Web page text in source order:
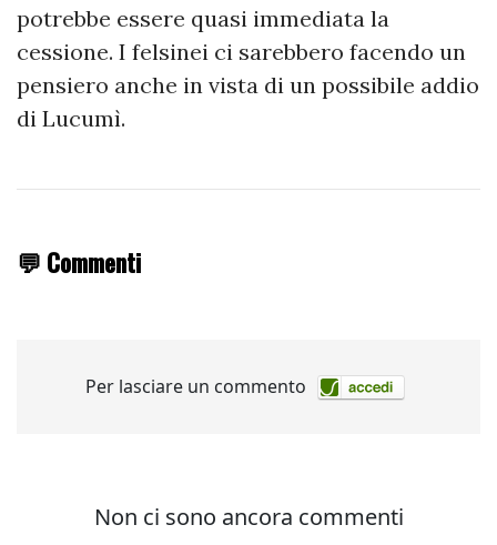
potrebbe essere quasi immediata la
cessione. I felsinei ci sarebbero facendo un
pensiero anche in vista di un possibile addio
di Lucumì.
💬 Commenti